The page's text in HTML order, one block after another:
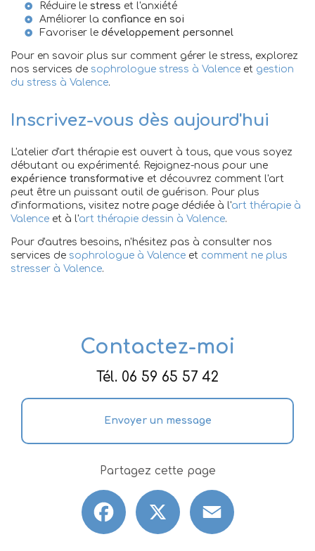
Réduire le stress et l'anxiété
Améliorer la confiance en soi
Favoriser le développement personnel
Pour en savoir plus sur comment gérer le stress, explorez
nos services de sophrologue stress à Valence et gestion
du stress à Valence.
Inscrivez-vous dès aujourd'hui
L'atelier d'art thérapie est ouvert à tous, que vous soyez
débutant ou expérimenté. Rejoignez-nous pour une
expérience transformative et découvrez comment l'art
peut être un puissant outil de guérison. Pour plus
d'informations, visitez notre page dédiée à l'art thérapie à
Valence et à l'art thérapie dessin à Valence.
Pour d'autres besoins, n'hésitez pas à consulter nos
services de sophrologue à Valence et comment ne plus
stresser à Valence.
Contactez-moi
Tél. 06 59 65 57 42
Envoyer un message
Partagez cette page
Facebook